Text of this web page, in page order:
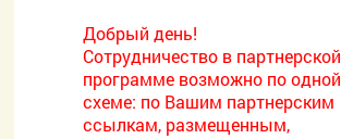
Добрый день!
Сотрудничество в партнерской
программе возможно по одной
схеме: по Вашим партнерским
ссылкам, размещенным,